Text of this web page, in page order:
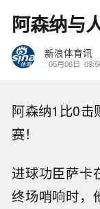
阿森纳与
新浪体育讯
05月06日
阿森纳1比0击
赛！
进球功臣萨卡
终场哨响时，